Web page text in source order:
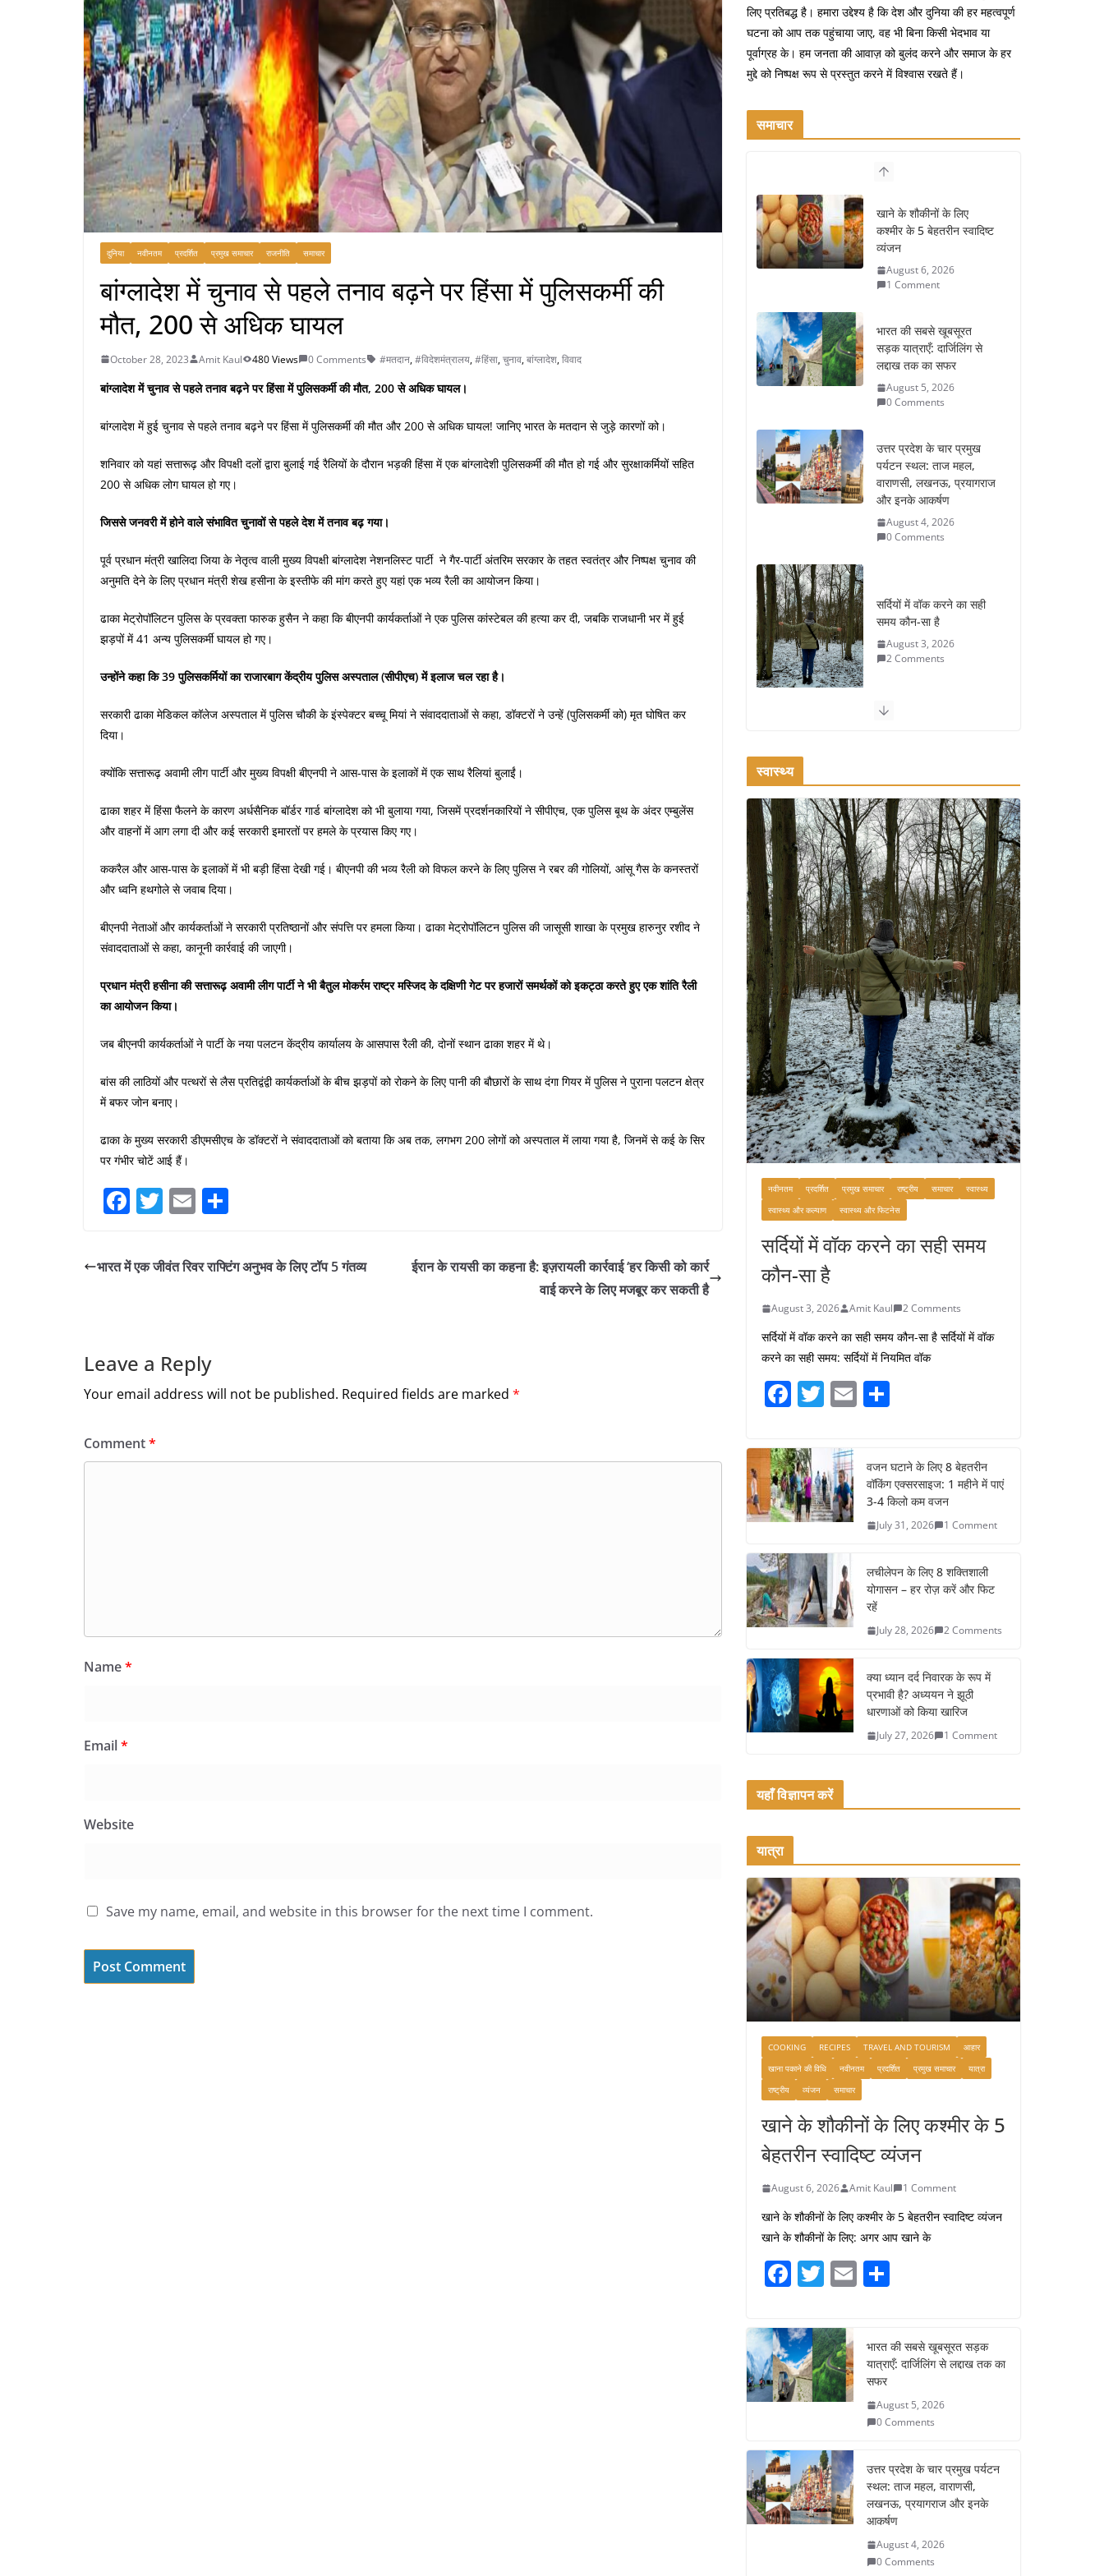
दुनिया नवीनतम प्रदर्शित प्रमुख समाचार राजनीति समाचार
बांग्लादेश में चुनाव से पहले तनाव बढ़ने पर हिंसा में पुलिसकर्मी की
मौत, 200 से अधिक घायल
October 28, 2023 Amit Kaul 480 Views 0 Comments #मतदान,#विदेशमंत्रालय,#हिंसा,चुनाव,बांग्लादेश,विवाद
बांग्लादेश में चुनाव से पहले तनाव बढ़ने पर हिंसा में पुलिसकर्मी की मौत, 200 से अधिक घायल।
बांग्लादेश में हुई चुनाव से पहले तनाव बढ़ने पर हिंसा में पुलिसकर्मी की मौत और 200 से अधिक घायल! जानिए भारत के मतदान से जुड़े कारणों को।
शनिवार को यहां सत्तारूढ़ और विपक्षी दलों द्वारा बुलाई गई रैलियों के दौरान भड़की हिंसा में एक बांग्लादेशी पुलिसकर्मी की मौत हो गई और सुरक्षाकर्मियों सहित
200 से अधिक लोग घायल हो गए।
जिससे जनवरी में होने वाले संभावित चुनावों से पहले देश में तनाव बढ़ गया।
पूर्व प्रधान मंत्री खालिदा जिया के नेतृत्व वाली मुख्य विपक्षी बांग्लादेश नेशनलिस्ट पार्टी ने गैर-पार्टी अंतरिम सरकार के तहत स्वतंत्र और निष्पक्ष चुनाव की
अनुमति देने के लिए प्रधान मंत्री शेख हसीना के इस्तीफे की मांग करते हुए यहां एक भव्य रैली का आयोजन किया।
ढाका मेट्रोपॉलिटन पुलिस के प्रवक्ता फारुक हुसैन ने कहा कि बीएनपी कार्यकर्ताओं ने एक पुलिस कांस्टेबल की हत्या कर दी, जबकि राजधानी भर में हुई
झड़पों में 41 अन्य पुलिसकर्मी घायल हो गए।
उन्होंने कहा कि 39 पुलिसकर्मियों का राजारबाग केंद्रीय पुलिस अस्पताल (सीपीएच) में इलाज चल रहा है।
सरकारी ढाका मेडिकल कॉलेज अस्पताल में पुलिस चौकी के इंस्पेक्टर बच्चू मियां ने संवाददाताओं से कहा, डॉक्टरों ने उन्हें (पुलिसकर्मी को) मृत घोषित कर
दिया।
क्योंकि सत्तारूढ़ अवामी लीग पार्टी और मुख्य विपक्षी बीएनपी ने आस-पास के इलाकों में एक साथ रैलियां बुलाईं।
ढाका शहर में हिंसा फैलने के कारण अर्धसैनिक बॉर्डर गार्ड बांग्लादेश को भी बुलाया गया, जिसमें प्रदर्शनकारियों ने सीपीएच, एक पुलिस बूथ के अंदर एम्बुलेंस
और वाहनों में आग लगा दी और कई सरकारी इमारतों पर हमले के प्रयास किए गए।
ककरैल और आस-पास के इलाकों में भी बड़ी हिंसा देखी गई। बीएनपी की भव्य रैली को विफल करने के लिए पुलिस ने रबर की गोलियों, आंसू गैस के कनस्तरों
और ध्वनि हथगोले से जवाब दिया।
बीएनपी नेताओं और कार्यकर्ताओं ने सरकारी प्रतिष्ठानों और संपत्ति पर हमला किया। ढाका मेट्रोपॉलिटन पुलिस की जासूसी शाखा के प्रमुख हारुनुर रशीद ने
संवाददाताओं से कहा, कानूनी कार्रवाई की जाएगी।
प्रधान मंत्री हसीना की सत्तारूढ़ अवामी लीग पार्टी ने भी बैतुल मोकर्रम राष्ट्र मस्जिद के दक्षिणी गेट पर हजारों समर्थकों को इकट्ठा करते हुए एक शांति रैली
का आयोजन किया।
जब बीएनपी कार्यकर्ताओं ने पार्टी के नया पलटन केंद्रीय कार्यालय के आसपास रैली की, दोनों स्थान ढाका शहर में थे।
बांस की लाठियों और पत्थरों से लैस प्रतिद्वंद्वी कार्यकर्ताओं के बीच झड़पों को रोकने के लिए पानी की बौछारों के साथ दंगा गियर में पुलिस ने पुराना पलटन क्षेत्र
में बफर जोन बनाए।
ढाका के मुख्य सरकारी डीएमसीएच के डॉक्टरों ने संवाददाताओं को बताया कि अब तक, लगभग 200 लोगों को अस्पताल में लाया गया है, जिनमें से कई के सिर
पर गंभीर चोटें आई हैं।
F
c
e
o
k
T
itt
er
E
ai
l
ar
e
भारत में एक जीवंत रिवर राफ्टिंग अनुभव के लिए टॉप 5 गंतव्य
ईरान के रायसी का कहना है: इज़रायली कार्रवाई ‘हर किसी को कार्र
वाई करने के लिए मजबूर कर सकती है
Leave a Reply
Your email address will not be published. Required fields are marked *
Comment*
Name*
Email*
Website
Save my name, email, and website in this browser for the next time I comment.
लिए प्रतिबद्ध है। हमारा उद्देश्य है कि देश और दुनिया की हर महत्वपूर्ण
घटना को आप तक पहुंचाया जाए, वह भी बिना किसी भेदभाव या
पूर्वाग्रह के। हम जनता की आवाज़ को बुलंद करने और समाज के हर
मुद्दे को निष्पक्ष रूप से प्रस्तुत करने में विश्वास रखते हैं।
समाचार
खाने के शौकीनों के लिए
कश्मीर के 5 बेहतरीन स्वादिष्ट
व्यंजन
August 6, 2026
1 Comment
भारत की सबसे खूबसूरत
सड़क यात्राएँ: दार्जिलिंग से
लद्दाख तक का सफर
August 5, 2026
0 Comments
उत्तर प्रदेश के चार प्रमुख
पर्यटन स्थल: ताज महल,
वाराणसी, लखनऊ, प्रयागराज
और इनके आकर्षण
August 4, 2026
0 Comments
सर्दियों में वॉक करने का सही
समय कौन-सा है
August 3, 2026
2 Comments
August 2, 2026
1 Comment
कश्मीर यात्रा गाइड:
प्राकृतिक सुंदरता और
स्वादिष्ट भोजन का अनूठा संगम
August 1, 2026
1 Comment
वजन घटाने के लिए 8 बेहतरीन
वॉकिंग एक्सरसाइज: 1 महीने में
पाएं 3-4 किलो कम वजन
July 31, 2026
1 Comment
16 ज़रूरी कीबोर्ड शॉर्टकट्स
जो आपकी उत्पादकता को
दोगुना कर देंगे
August 7, 2026
0 Comments
स्वास्थ्य
नवीनतम प्रदर्शित प्रमुख समाचार राष्ट्रीय समाचार
स्वास्थ्य
स्वास्थ्य और कल्याण
स्वास्थ्य और फिटनेस
सर्दियों में वॉक करने का सही समय
कौन-सा है
August 3, 2026 Amit Kaul 2 Comments
सर्दियों में वॉक करने का सही समय कौन-सा है सर्दियों में वॉक
करने का सही समय: सर्दियों में नियमित वॉक
F
c
e
b
o
o
k
T
itt
er
E
e
वजन घटाने के लिए 8 बेहतरीन
वॉकिंग एक्सरसाइज: 1 महीने में पाएं
3-4 किलो कम वजन
July 31, 2026 1 Comment
लचीलेपन के लिए 8 शक्तिशाली
योगासन – हर रोज़ करें और फिट
रहें
July 28, 2026 2 Comments
क्या ध्यान दर्द निवारक के रूप में
प्रभावी है? अध्ययन ने झूठी
धारणाओं को किया खारिज
July 27, 2026 1 Comment
यहाँ विज्ञापन करें
यात्रा
COOKING RECIPES TRAVEL AND TOURISM
आहार
खाना पकाने की विधि
नवीनतम प्रदर्शित प्रमुख समाचार
यात्रा
राष्ट्रीय
व्यंजन समाचार
खाने के शौकीनों के लिए कश्मीर के 5
बेहतरीन स्वादिष्ट व्यंजन
August 6, 2026 Amit Kaul 1 Comment
खाने के शौकीनों के लिए कश्मीर के 5 बेहतरीन स्वादिष्ट व्यंजन
खाने के शौकीनों के लिए: अगर आप खाने के
F
c
e
b
o
k
T
itt
er
E
e
भारत की सबसे खूबसूरत सड़क
यात्राएँ: दार्जिलिंग से लद्दाख तक का
सफर
August 5, 2026
0 Comments
उत्तर प्रदेश के चार प्रमुख पर्यटन
स्थल: ताज महल, वाराणसी,
लखनऊ, प्रयागराज और इनके
आकर्षण
August 4, 2026
0 Comments